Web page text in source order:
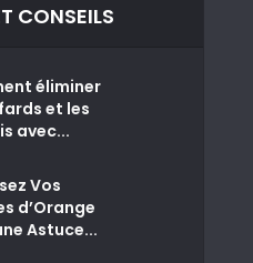
CONSEILS
éliminer
et les
avec...
Vos
d’Orange
Astuce...